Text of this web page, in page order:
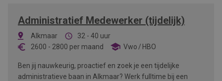
Administratief Medewerker (tijdelijk)
Alkmaar
32 - 40 uur
2600 - 2800 per maand Vwo HBO
Ben jij nauwkeurig, proactief en zoek je een tijdelijke
administratieve baan in Alkmaar? Werk fulltime bij een